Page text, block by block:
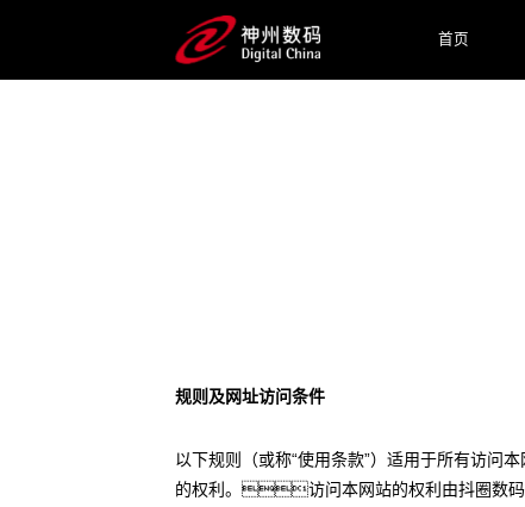
首页
规则及网址访问条件
以下规则（或称“使用条款”）适用于所有访
的权利。访问本网站的权利由抖圈数